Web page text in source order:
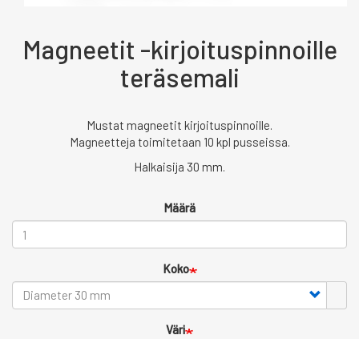
Magneetit -kirjoituspinnoille
teräsemali
Mustat magneetit kirjoituspinnoille.
Magneetteja toimitetaan 10 kpl pusseissa.
Halkaisija 30 mm.
Määrä
Koko
Väri